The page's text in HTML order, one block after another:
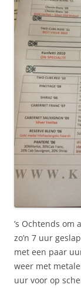
’s Ochtends
zo’n 7 uur
met een paar
weer met
uur voor op